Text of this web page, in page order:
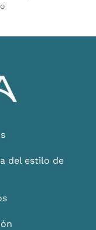
del estilo de